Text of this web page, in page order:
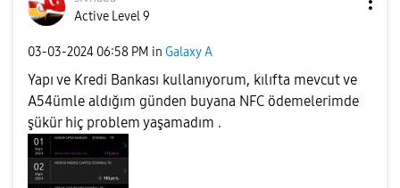
Active Level 9
‎03-03-2024 06:58 PM in Galaxy A
Yapı ve Kredi Bankası kullanıyorum, kılıfta mevcut ve
A54ümle aldığım günden buyana NFC ödemelerimde
şükür hiç problem yaşamadım .